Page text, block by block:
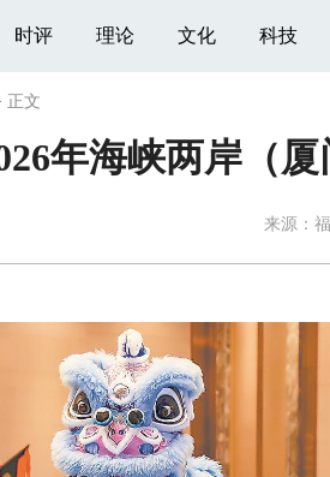
时评 理论 文化 科技
正文
年海峡两岸（
来源：